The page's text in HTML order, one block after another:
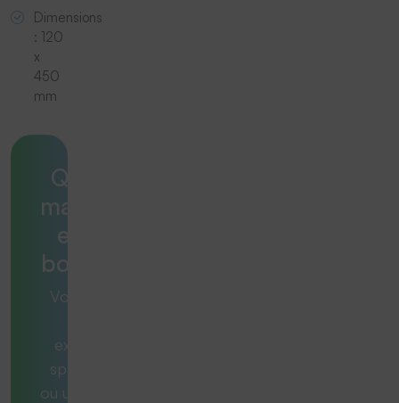
Dimensions
: 120
x
450
mm
Quelle
machine
est la
bonne ?
Vous avez
exigence
spécifique
ou une tâche